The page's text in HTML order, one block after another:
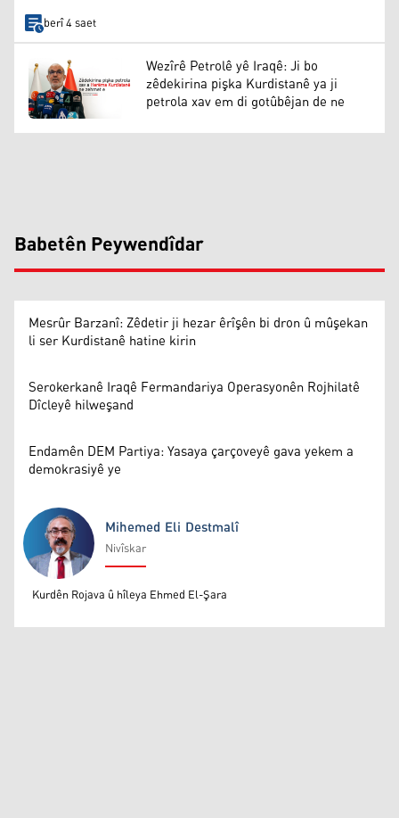
berî 4 saet
Wezîrê Petrolê yê Iraqê: Ji bo
zêdekirina pişka Kurdistanê ya ji
petrola xav em di gotûbêjan de ne
Babetên Peywendîdar
Mesrûr Barzanî: Zêdetir ji hezar êrîşên bi dron û mûşekan
li ser Kurdistanê hatine kirin
Serokerkanê Iraqê Fermandariya Operasyonên Rojhilatê
Dîcleyê hilweşand
Endamên DEM Partiya: Yasaya çarçoveyê gava yekem a
demokrasiyê ye
Mihemed Eli Destmalî
Mihemed Eli Destmalî
Nivîskar
Kurdên Rojava û hîleya Ehmed El-Şara